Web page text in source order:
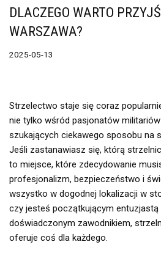
DLACZEGO WARTO
WARSZAWA?
2025-05-13
Strzelectwo staje się coraz
nie tylko wśród pasjonatów
szukających ciekawego sposobu na
Jeśli zastanawiasz się, którą
to miejsce, które zdecydowanie
profesjonalizm, bezpieczeństwo i
wszystko w dogodnej lokalizacji w
czy jesteś początkującym
doświadczonym zawodnikiem,
oferuje coś dla każdego.